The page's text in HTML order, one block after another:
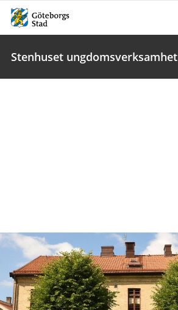
Stenhuset ungdomsverksamhet